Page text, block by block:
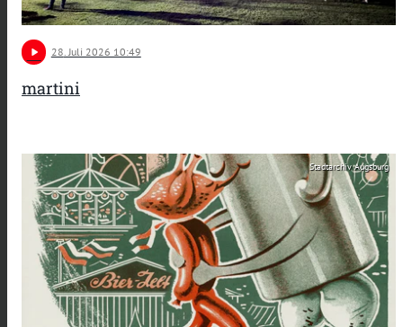
play_arrow 28. Juli 2026 10:49
martini
Stadtarchiv Augsburg